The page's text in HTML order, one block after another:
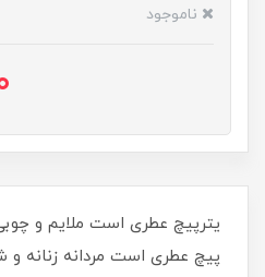
ناموجود
يترپيچ عطری است ملایم و
پیچ عطری است مردانه زنانه